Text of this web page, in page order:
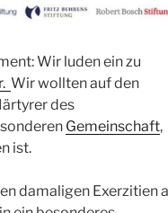
Wir luden ein zu
Wir wollten auf den
des
Gemeinschaft,
ist.
damaligen Exerzitien